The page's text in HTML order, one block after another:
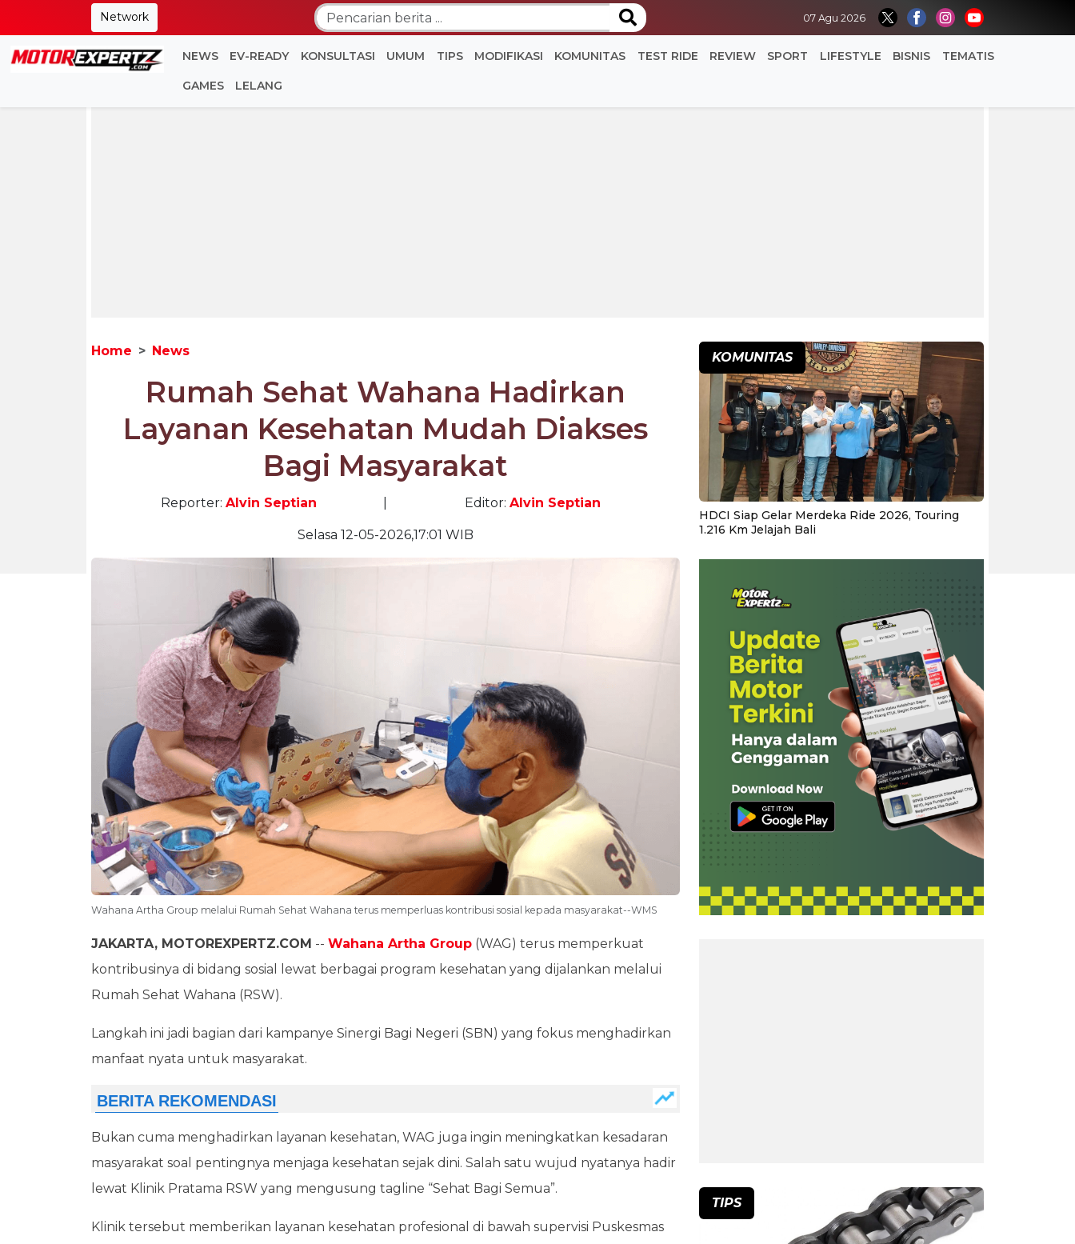
Network 07 Agu 2026
NEWS EV-READY KONSULTASI UMUM TIPS MODIFIKASI KOMUNITAS TEST RIDE REVIEW SPORT LIFESTYLE BISNIS TEMATIS
GAMES LELANG
Home News
Rumah Sehat Wahana Hadirkan
Layanan Kesehatan Mudah Diakses
Bagi Masyarakat
Reporter: Alvin Septian Editor: Alvin Septian
Selasa 12-05-2026,17:01 WIB
Wahana Artha Group melalui Rumah Sehat Wahana terus memperluas kontribusi sosial kepada masyarakat--WMS
JAKARTA, MOTOREXPERTZ.COM -- Wahana Artha Group (WAG) terus memperkuat
kontribusinya di bidang sosial lewat berbagai program kesehatan yang dijalankan melalui
Rumah Sehat Wahana (RSW).
Langkah ini jadi bagian dari kampanye Sinergi Bagi Negeri (SBN) yang fokus menghadirkan
manfaat nyata untuk masyarakat.
Bukan cuma menghadirkan layanan kesehatan, WAG juga ingin meningkatkan kesadaran
masyarakat soal pentingnya menjaga kesehatan sejak dini. Salah satu wujud nyatanya hadir
lewat Klinik Pratama RSW yang mengusung tagline “Sehat Bagi Semua”.
Klinik tersebut memberikan layanan kesehatan profesional di bawah supervisi Puskesmas
KOMUNITAS
HDCI Siap Gelar Merdeka Ride 2026, Touring
1.216 Km Jelajah Bali
TIPS